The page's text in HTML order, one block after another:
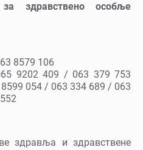
здравствено особље
8579 106
9202 409 / 063 379 753
054 / 063 334 689 / 063
здравља и здравствене